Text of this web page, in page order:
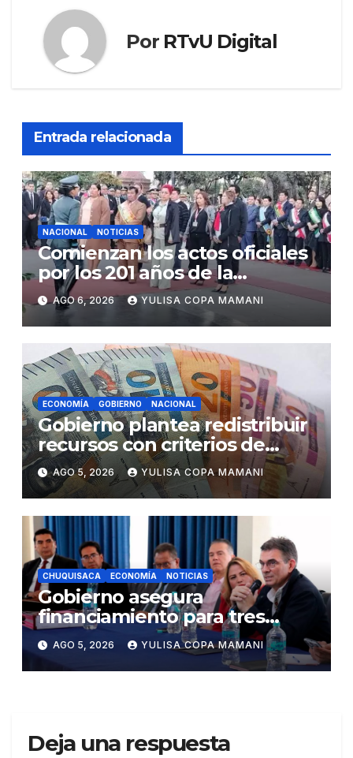
Por RTvU Digital
Entrada relacionada
NACIONAL NOTICIAS
Comienzan los actos oficiales
por los 201 años de la
independencia de Bolivia
AGO 6, 2026 YULISA COPA MAMANI
ECONOMÍA GOBIERNO NACIONAL
Gobierno plantea redistribuir
recursos con criterios de
eficiencia y esfuerzo fiscal
AGO 5, 2026 YULISA COPA MAMANI
CHUQUISACA ECONOMÍA NOTICIAS
Gobierno asegura
financiamiento para tres
proyectos estratégicos de
Chuquisaca
AGO 5, 2026 YULISA COPA MAMANI
Deja una respuesta